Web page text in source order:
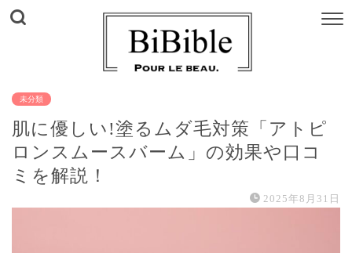
未分類
肌に優しい!塗るムダ毛対策「アトピ
ロンスムースバーム」の効果や口コ
ミを解説！
2025年8月31日